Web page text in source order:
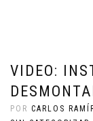
VIDEO:
POR CARLOS